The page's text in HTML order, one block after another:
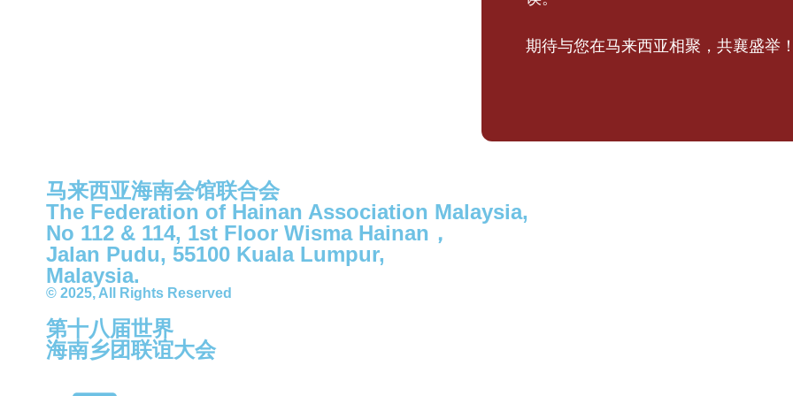
期待与您在马来西亚相聚，共襄盛举
马来西亚海南会馆联合会
The Federation of Hainan Association Malaysia,
No 112 & 114, 1st Floor Wisma Hainan，
Jalan Pudu, 55100 Kuala Lumpur,
Malaysia.
© 2025, All Rights Reserved
第⼗⼋届世界
海南乡团联谊⼤会